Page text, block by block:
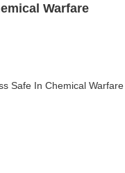
Warfare